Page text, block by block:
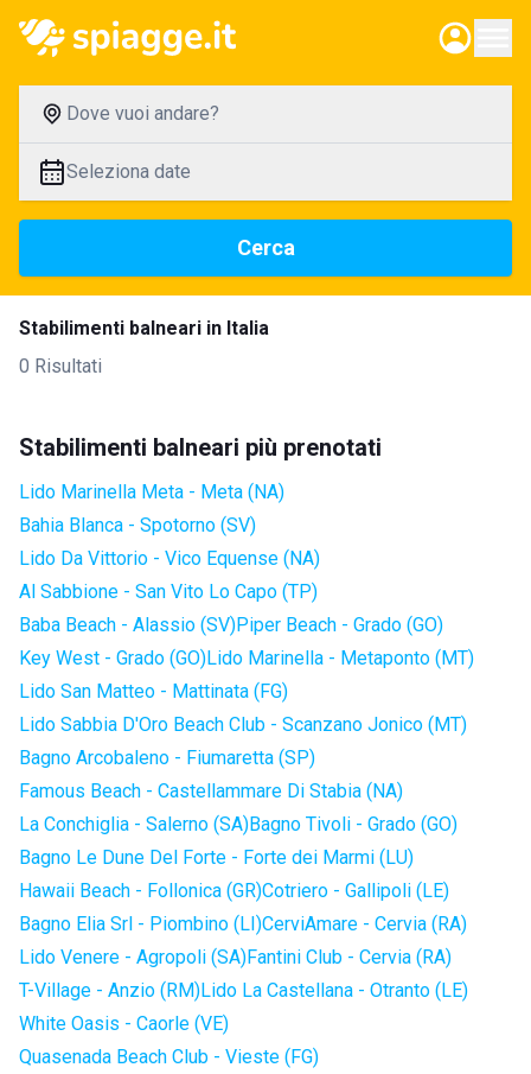
Dove vuoi andare?
Seleziona date
Cerca
Stabilimenti balneari in Italia
0 Risultati
Stabilimenti balneari più prenotati
Lido Marinella Meta - Meta (NA)
Bahia Blanca - Spotorno (SV)
Lido Da Vittorio - Vico Equense (NA)
Al Sabbione - San Vito Lo Capo (TP)
Baba Beach - Alassio (SV)Piper Beach - Grado (GO)
Key West - Grado (GO)Lido Marinella - Metaponto (MT)
Lido San Matteo - Mattinata (FG)
Lido Sabbia D'Oro Beach Club - Scanzano Jonico (MT)
Bagno Arcobaleno - Fiumaretta (SP)
Famous Beach - Castellammare Di Stabia (NA)
La Conchiglia - Salerno (SA)Bagno Tivoli - Grado (GO)
Bagno Le Dune Del Forte - Forte dei Marmi (LU)
Hawaii Beach - Follonica (GR)Cotriero - Gallipoli (LE)
Bagno Elia Srl - Piombino (LI)CerviAmare - Cervia (RA)
Lido Venere - Agropoli (SA)Fantini Club - Cervia (RA)
T-Village - Anzio (RM)Lido La Castellana - Otranto (LE)
White Oasis - Caorle (VE)
Quasenada Beach Club - Vieste (FG)